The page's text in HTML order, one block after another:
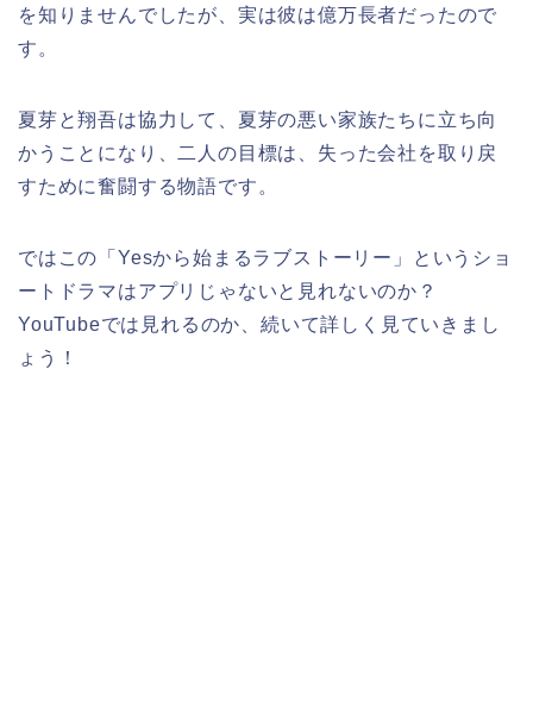
を知りませんでしたが、実は彼は億万長者だったので
す。
夏芽と翔吾は協力して、夏芽の悪い家族たちに立ち向
かうことになり、二人の目標は、失った会社を取り戻
すために奮闘する物語です。
ではこの 「Yesから始まるラブストーリー」
というショ
ートドラマはアプリじゃないと見れないのか？
YouTubeでは見れるのか、続いて詳しく見ていきまし
ょう！